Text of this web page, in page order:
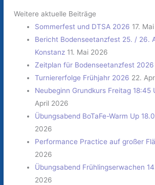
Weitere aktuelle Beiträge
Sommerfest und DTSA 2026 17.
Bericht Bodenseetanzfest 25. / 26.
Konstanz 11. Mai 2026
Zeitplan für Bodenseetanzfest 2026
Turniererfolge Frühjahr 2026 22.
Neubeginn Grundkurs Freitag 18:45
April 2026
Übungsabend BoTaFe-Warm Up
2026
Performance Practice auf großer
2026
Übungsabend Frühlingserwachen
2026